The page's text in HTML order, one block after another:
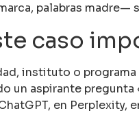
palabras madre—
caso
instituto o
un aspirante
en